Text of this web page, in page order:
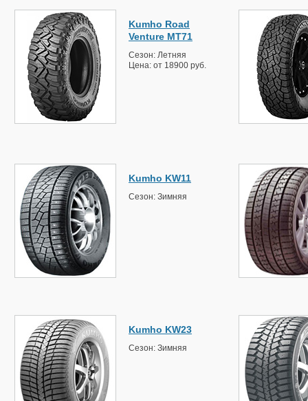
Kumho Road
Venture MT71
Сезон: Летняя
Цена: от 18900 руб.
Kumho KW11
Сезон: Зимняя
Kumho KW23
Сезон: Зимняя